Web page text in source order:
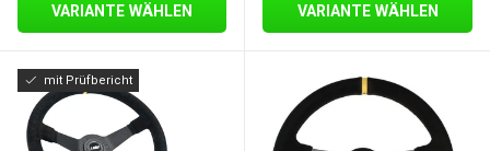
VARIANTE WÄHLEN VARIANTE WÄHLEN
mit Prüfbericht